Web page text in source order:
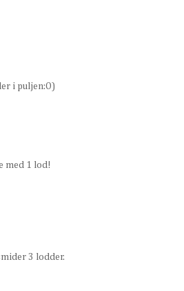
i puljen:O)
med 1 lod!
3 lodder.